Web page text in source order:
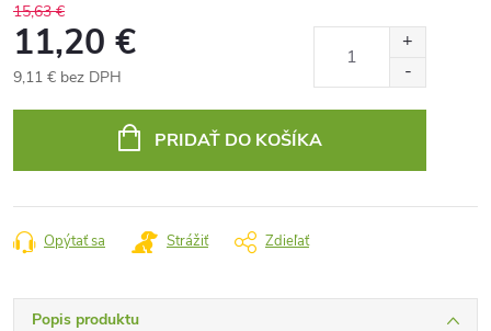
15,63 €
11,20 €
9,11 € bez DPH
PRIDAŤ DO KOŠÍKA
Opýtať sa Strážiť Zdieľať
Popis produktu